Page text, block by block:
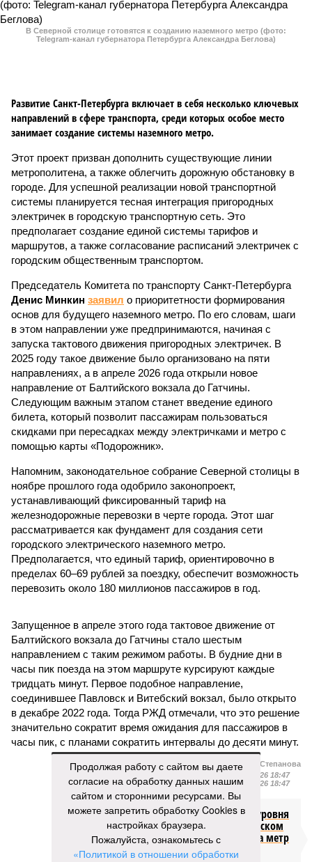
В Северной столице готовятся к созданию наземного метро (фото:
Telegram-канал губернатора Петербурга Александра Беглова)
Развитие Санкт-Петербурга включает в себя несколько ключевых
направлений в сфере транспорта, среди которых особое место
занимает создание системы наземного метро.
Этот проект призван дополнить существующие линии
метрополитена, а также облегчить дорожную обстановку в
городе. Для успешной реализации новой транспортной
системы планируется тесная интеграция пригородных
электричек в городскую транспортную сеть. Это
предполагает создание единой системы тарифов и
маршрутов, а также согласование расписаний электричек с
городским общественным транспортом.
Председатель Комитета по транспорту Санкт-Петербурга
Денис Минкин заявил о приоритетности формирования
основ для будущего наземного метро. По его словам, шаги
в этом направлении уже предпринимаются, начиная с
запуска тактового движения пригородных электричек. В
2025 году такое движение было организовано на пяти
направлениях, а в апреле 2026 года открыли новое
направление от Балтийского вокзала до Гатчины.
Следующим важным этапом станет введение единого
билета, который позволит пассажирам пользоваться
скидками при пересадках между электричками и метро с
помощью карты «Подорожник».
Напомним, законодательное собрание Северной столицы в
ноябре прошлого года одобрило законопроект,
устанавливающий фиксированный тариф на
железнодорожные перевозки в черте города. Этот шаг
рассматривается как фундамент для создания сети
городского электрического наземного метро.
Предполагается, что единый тариф, ориентировочно в
пределах 60–69 рублей за поездку, обеспечит возможность
перевозить около 180 миллионов пассажиров в год.
Запущенное в апреле этого года тактовое движение от
Балтийского вокзала до Гатчины стало шестым
направлением с таким режимом работы. В будние дни в
часы пик поезда на этом маршруте курсируют каждые
тридцать минут. Первое подобное направление,
соединившее Павловск и Витебский вокзал, было открыто
в декабре 2022 года. Тогда РЖД отмечали, что это решение
значительно сократит время ожидания для пассажиров в
часы пик, с планами сократить интервалы до десяти минут.
Екатерина Степанова
Опубликовано:
22.07.2026 18:47
Отредактировано:22.07.2026 18:47
Снижение уровня
воды в Ладожском
озере почти на метр
ниже нормы
Продолжая работу с сайтом вы даете
согласие на обработку данных нашим
сайтом и сторонними ресурсами. Вы
можете запретить обработку Cookies в
настройках браузера.
Пожалуйста, ознакомьтесь с
«Политикой в отношении обработки